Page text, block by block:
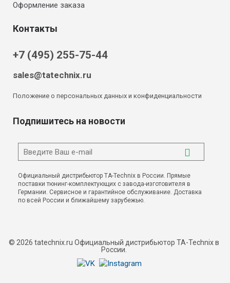
Оформление заказа
Контакты
+7 (495) 255-75-44
sales@tatechnix.ru
Положение о персональных данных и конфиденциальности
Подпишитесь на новости
Официальный дистрибьютор TA-Technix в России. Прямые
поставки тюнинг-комплектующих с завода-изготовителя в
Германии. Сервисное и гарантийное обслуживание. Доставка
по всей России и ближайшему зарубежью.
© 2026 tatechnix.ru Официальный дистрибьютор TA-Technix в
России.